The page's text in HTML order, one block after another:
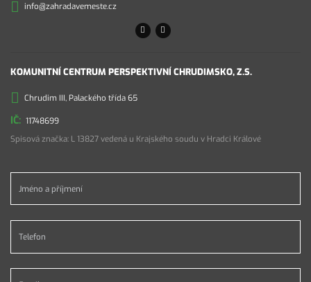
info@zahradavemeste.cz
KOMUNITNÍ CENTRUM PERSPEKTIVNÍ CHRUDIMSKO, Z.S.
Chrudim III, Palackého třída 65
11748699
Spisová značka: L 13827 vedená u Krajského soudu v Hradci Králové
Jméno a příjmení *
Telefon *
Email *